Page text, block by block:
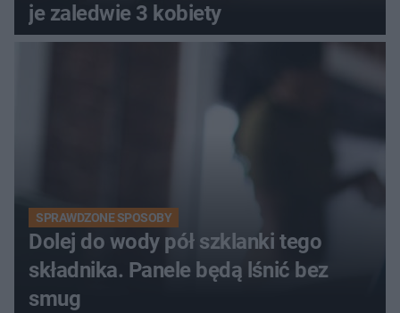
je zaledwie 3 kobiety
SPRAWDZONE SPOSOBY
Dolej do wody pół szklanki tego
składnika. Panele będą lśnić bez
smug